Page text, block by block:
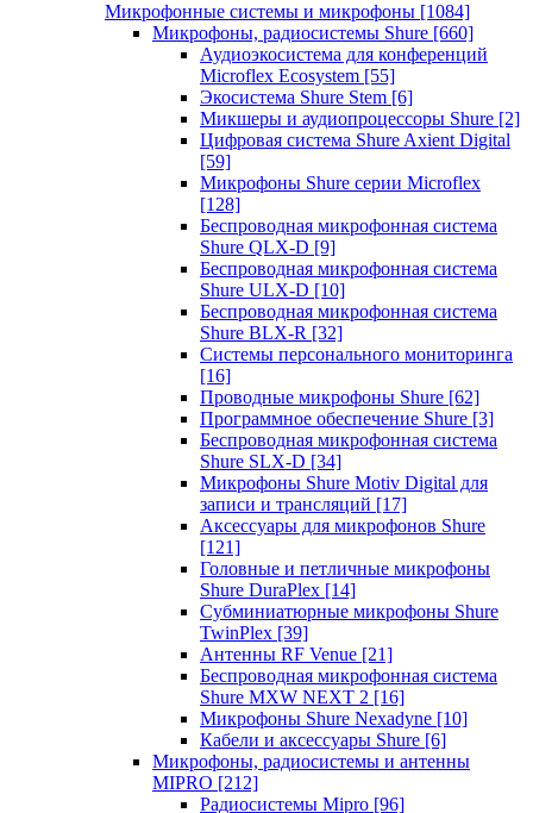
Микрофонные системы и микрофоны [1084]
Микрофоны, радиосистемы Shure [660]
Аудиоэкосистема для конференций
Microflex Ecosystem [55]
Экосистема Shure Stem [6]
Микшеры и аудиопроцессоры Shure [2]
Цифровая система Shure Axient Digital
[59]
Микрофоны Shure серии Microflex
[128]
Беспроводная микрофонная система
Shure QLX-D [9]
Беспроводная микрофонная система
Shure ULX-D [10]
Беспроводная микрофонная система
Shure BLX-R [32]
Системы персонального мониторинга
[16]
Проводные микрофоны Shure [62]
Программное обеспечение Shure [3]
Беспроводная микрофонная система
Shure SLX-D [34]
Микрофоны Shure Motiv Digital для
записи и трансляций [17]
Аксессуары для микрофонов Shure
[121]
Головные и петличные микрофоны
Shure DuraPlex [14]
Субминиатюрные микрофоны Shure
TwinPlex [39]
Антенны RF Venue [21]
Беспроводная микрофонная система
Shure MXW NEXT 2 [16]
Микрофоны Shure Nexadyne [10]
Кабели и аксессуары Shure [6]
Микрофоны, радиосистемы и антенны
MIPRO [212]
Радиосистемы Mipro [96]